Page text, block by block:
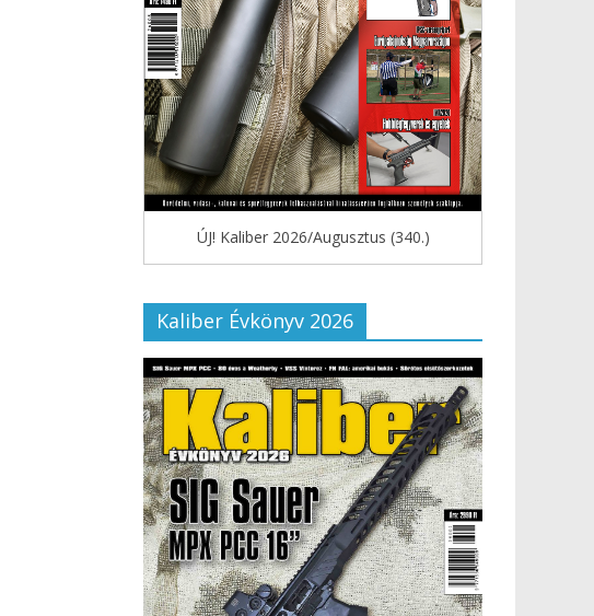
ÚJ! Kaliber 2026/Augusztus (340.)
Kaliber Évkönyv 2026